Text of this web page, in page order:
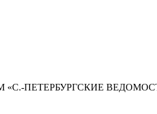
«С.-ПЕТЕРБУРГСКИЕ